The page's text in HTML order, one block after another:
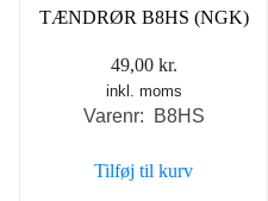
TÆNDRØR B8HS (NGK)
49,00 kr.
inkl. moms
Varenr: B8HS
Tilføj til kurv